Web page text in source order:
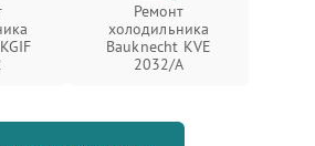
Ремонт
холодильника
Bauknecht KVE
2032/A